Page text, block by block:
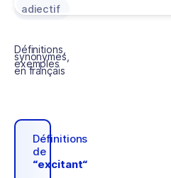
adjectif
Définitions,
synonymes,
exemples
en français
Définitions
de
“excitant“